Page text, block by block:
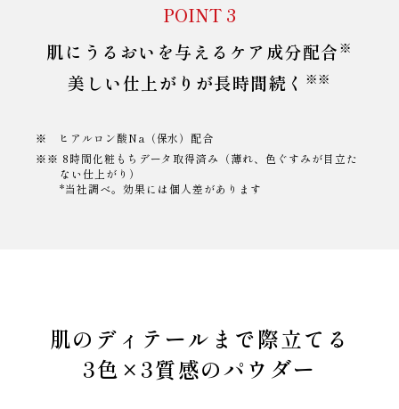
POINT 3
肌にうるおいを与えるケア成分配合 ※
美しい仕上がりが長時間続く ※※
※ ヒアルロン酸Na（保水）配合
※※ 8時間化粧もちデータ取得済み（薄れ、色ぐすみが目立た
ない仕上がり）
*当社調べ。効果には個人差があります
肌のディテールまで際立てる
3色×3質感のパウダー